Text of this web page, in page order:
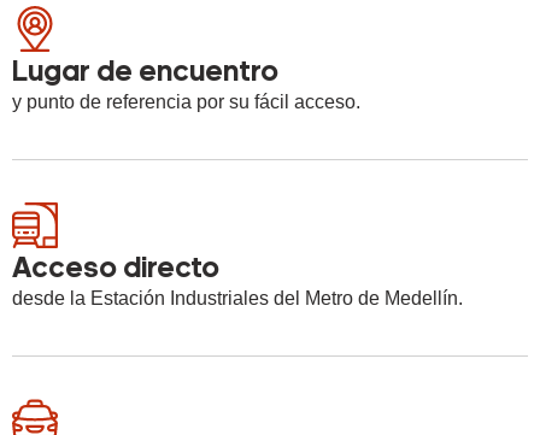
Lugar de encuentro
y punto de referencia por su fácil acceso.
Acceso directo
desde la Estación Industriales del Metro de Medellín.